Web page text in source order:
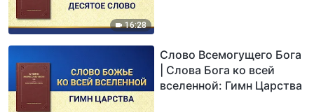
16:28
Слово Всемогущего Бога
| Слова Бога ко всей
вселенной: Гимн Царства